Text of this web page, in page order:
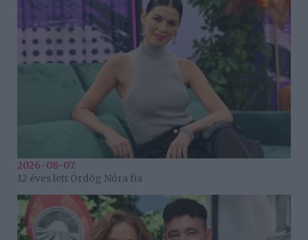
2026-08-07.
12 éves lett Ördög Nóra fia